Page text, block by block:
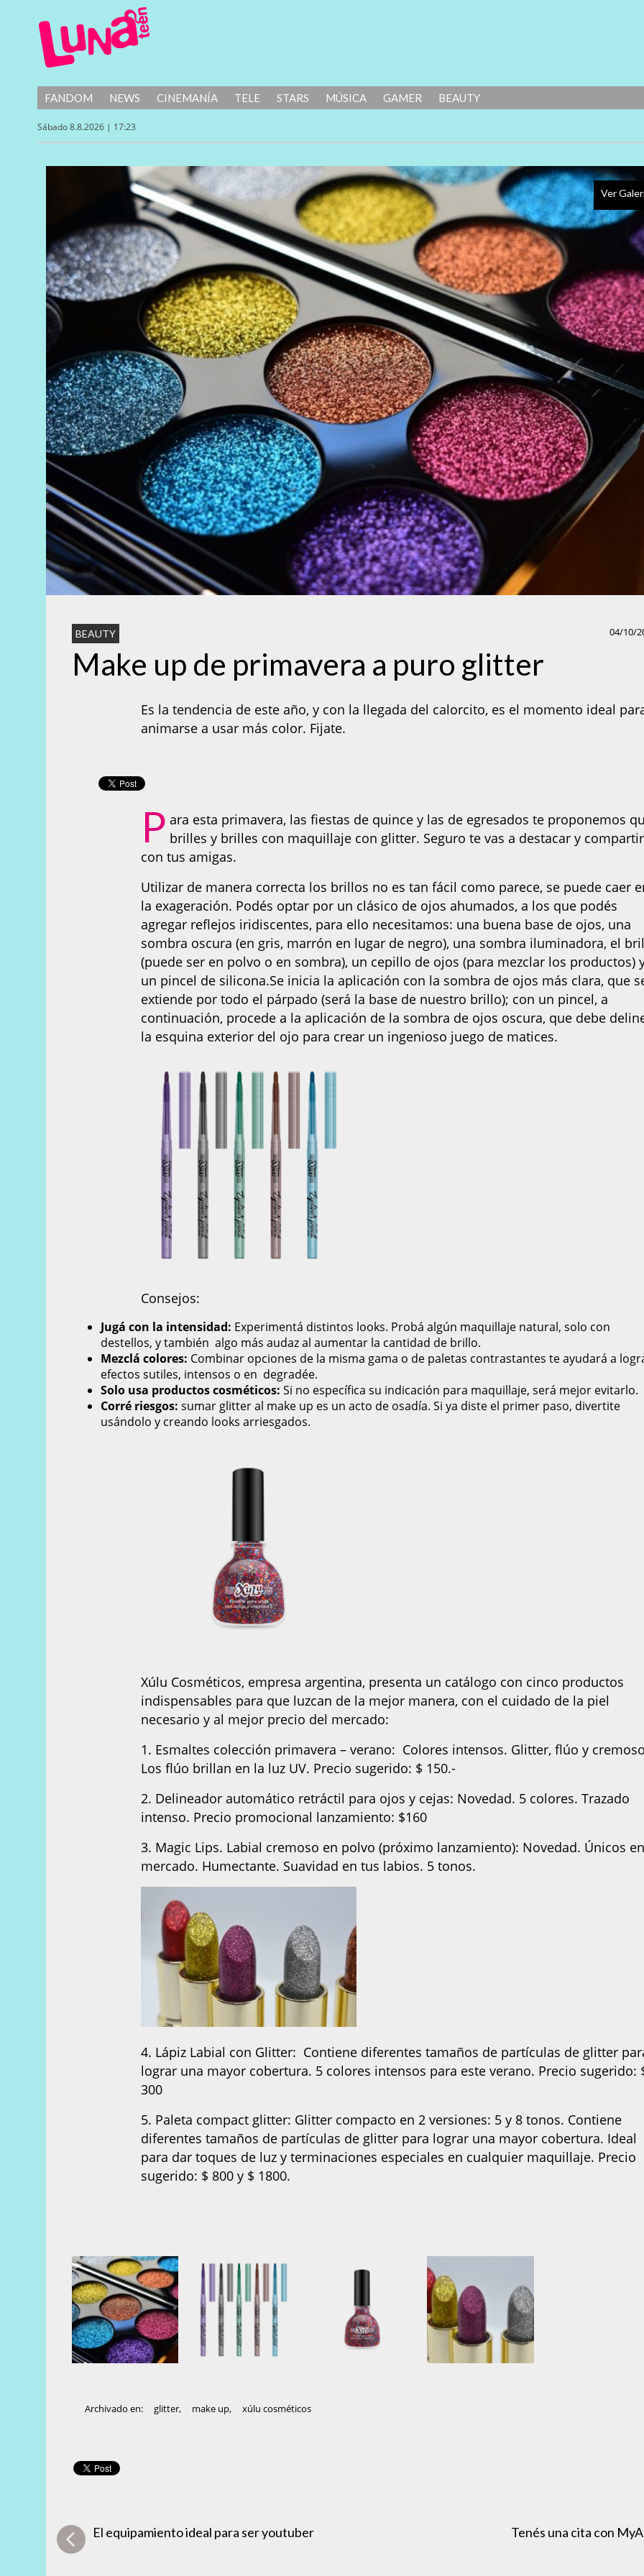
FANDOM NEWS CINEMANÍA TELE STARS MÚSICA GAMER BEAUTY
Sábado 8.8.2026 | 17:23
Ver
04/10/
BEAUTY
Make up de primavera a puro glitter
Es la tendencia de este año, y con la llegada del calorcito, es el momento ideal
animarse a usar más color. Fijate.
P ara esta primavera, las fiestas de quince y las de egresados te proponemos
brilles y brilles con maquillaje con glitter. Seguro te vas a destacar y compartir
con tus amigas.
Utilizar de manera correcta los brillos no es tan fácil como parece, se puede caer
la exageración. Podés optar por un clásico de ojos ahumados, a los que podés
agregar reflejos iridiscentes, para ello necesitamos: una buena base de ojos, una
sombra oscura (en gris, marrón en lugar de negro), una sombra iluminadora, el
(puede ser en polvo o en sombra), un cepillo de ojos (para mezclar los productos)
un pincel de silicona.Se inicia la aplicación con la sombra de ojos más clara, que
extiende por todo el párpado (será la base de nuestro brillo); con un pincel, a
continuación, procede a la aplicación de la sombra de ojos oscura, que debe
la esquina exterior del ojo para crear un ingenioso juego de matices.
Consejos:
Jugá con la intensidad: Experimentá distintos looks. Probá algún maquillaje natural, solo con
destellos, y también algo más audaz al aumentar la cantidad de brillo.
Mezclá colores: Combinar opciones de la misma gama o de paletas contrastantes te ayudará a
efectos sutiles, intensos o en degradée.
Solo usa productos cosméticos: Si no específica su indicación para maquillaje, será mejor evitarlo.
Corré riesgos:sumar glitter al make up es un acto de osadía. Si ya diste el primer paso, divertite
usándolo y creando looks arriesgados.
Xúlu Cosméticos, empresa argentina, presenta un catálogo con cinco productos
indispensables para que luzcan de la mejor manera, con el cuidado de la piel
necesario y al mejor precio del mercado:
1. Esmaltes colección primavera – verano: Colores intensos. Glitter, flúo y
Los flúo brillan en la luz UV. Precio sugerido: $ 150.-
2. Delineador automático retráctil para ojos y cejas: Novedad. 5 colores. Trazado
intenso. Precio promocional lanzamiento: $160
3. Magic Lips. Labial cremoso en polvo (próximo lanzamiento): Novedad. Únicos
mercado. Humectante. Suavidad en tus labios. 5 tonos.
4. Lápiz Labial con Glitter: Contiene diferentes tamaños de partículas de glitter
lograr una mayor cobertura. 5 colores intensos para este verano. Precio sugerido:
300
5. Paleta compact glitter: Glitter compacto en 2 versiones: 5 y 8 tonos. Contiene
diferentes tamaños de partículas de glitter para lograr una mayor cobertura. Ideal
para dar toques de luz y terminaciones especiales en cualquier maquillaje. Precio
sugerido: $ 800 y $ 1800.
Archivado en: glitter, make up, xúlu cosméticos
El equipamiento ideal para ser youtuber Tenés una cita con MyA